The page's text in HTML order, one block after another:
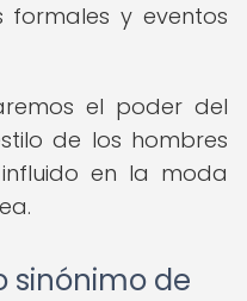
y eventos
el poder del
de los hombres
en la moda
sinónimo de